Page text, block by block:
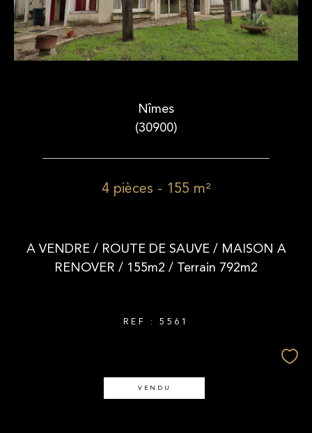
Nîmes
(30900)
4 pièces - 155 m²
A VENDRE / ROUTE DE SAUVE / MAISON A
RENOVER / 155m2 / Terrain 792m2
REF : 5561
VENDU